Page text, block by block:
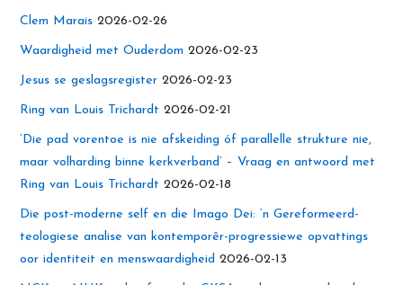
Clem Marais 2026-02-26
Waardigheid met Ouderdom 2026-02-23
Jesus se geslagsregister 2026-02-23
Ring van Louis Trichardt 2026-02-21
‘Die pad vorentoe is nie afskeiding óf parallelle strukture nie,
maar volharding binne kerkverband’ – Vraag en antwoord met
Ring van Louis Trichardt 2026-02-18
Die post-moderne self en die Imago Dei: ‘n Gereformeerd-
teologiese analise van kontemporêr-progressiewe opvattings
oor identiteit en menswaardigheid 2026-02-13